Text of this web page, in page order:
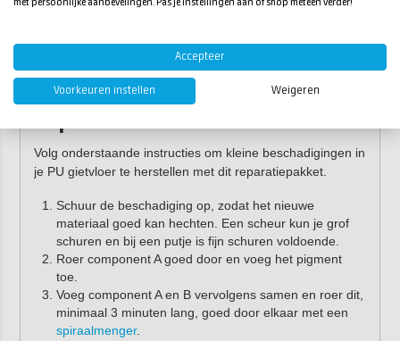
Waterproof schuurpapier (P180)
Waterproof schuurpapier (P320)
Zo voer je een gietvloer
Volg onderstaande instructies om kleine beschadigingen in
je PU gietvloer te herstellen met dit reparatiepakket.
Schuur de beschadiging op, zodat het nieuwe
materiaal goed kan hechten. Een scheur kun je grof
schuren en bij een putje is fijn schuren voldoende.
Roer component A goed door en voeg het pigment
toe.
Voeg component A en B vervolgens samen en roer dit,
minimaal 3 minuten lang, goed door elkaar met een
spiraalmenger.
met persoonlijke aanbevelingen. Pas je instellingen aan of shop meteen verder!
Accepteer
Voorkeuren instellen Weigeren